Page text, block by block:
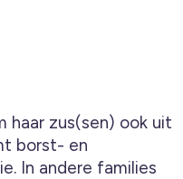
haar zus(sen) ook uit
borst- en
In andere families